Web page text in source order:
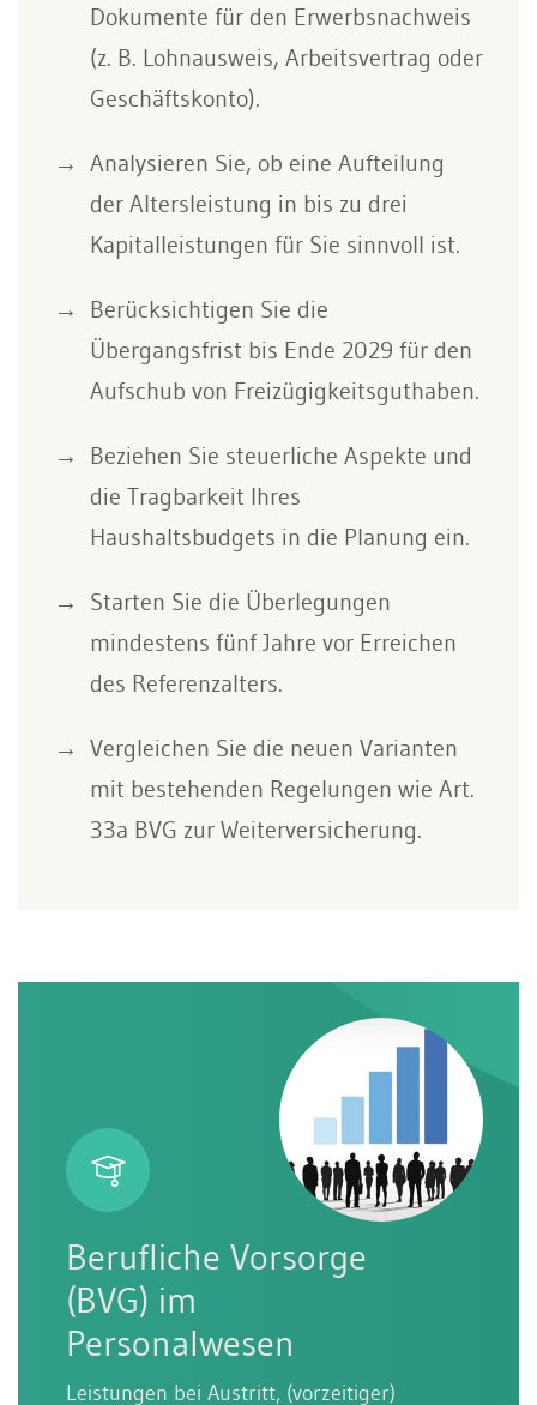
Dokumente für den Erwerbsnachweis
(z. B. Lohnausweis, Arbeitsvertrag oder
Geschäftskonto).
Analysieren Sie, ob eine Aufteilung
der Altersleistung in bis zu drei
Kapitalleistungen für Sie sinnvoll ist.
Berücksichtigen Sie die
Übergangsfrist bis Ende 2029 für den
Aufschub von Freizügigkeitsguthaben.
Beziehen Sie steuerliche Aspekte und
die Tragbarkeit Ihres
Haushaltsbudgets in die Planung ein.
Starten Sie die Überlegungen
mindestens fünf Jahre vor Erreichen
des Referenzalters.
Vergleichen Sie die neuen Varianten
mit bestehenden Regelungen wie Art.
33a BVG zur Weiterversicherung.
Berufliche Vorsorge
(BVG) im
Personalwesen
Leistungen bei Austritt, (vorzeitiger)